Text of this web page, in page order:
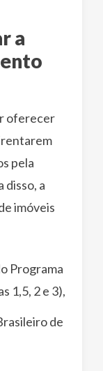
a
oferecer
pela
disso, a
imóveis
Programa
1,5, 2 e 3),
de